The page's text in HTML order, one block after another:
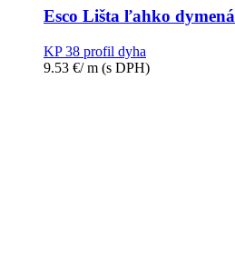
Esco Lišta ľahko dymená
KP 38 profil dyha
9.53 €/ m (s DPH)